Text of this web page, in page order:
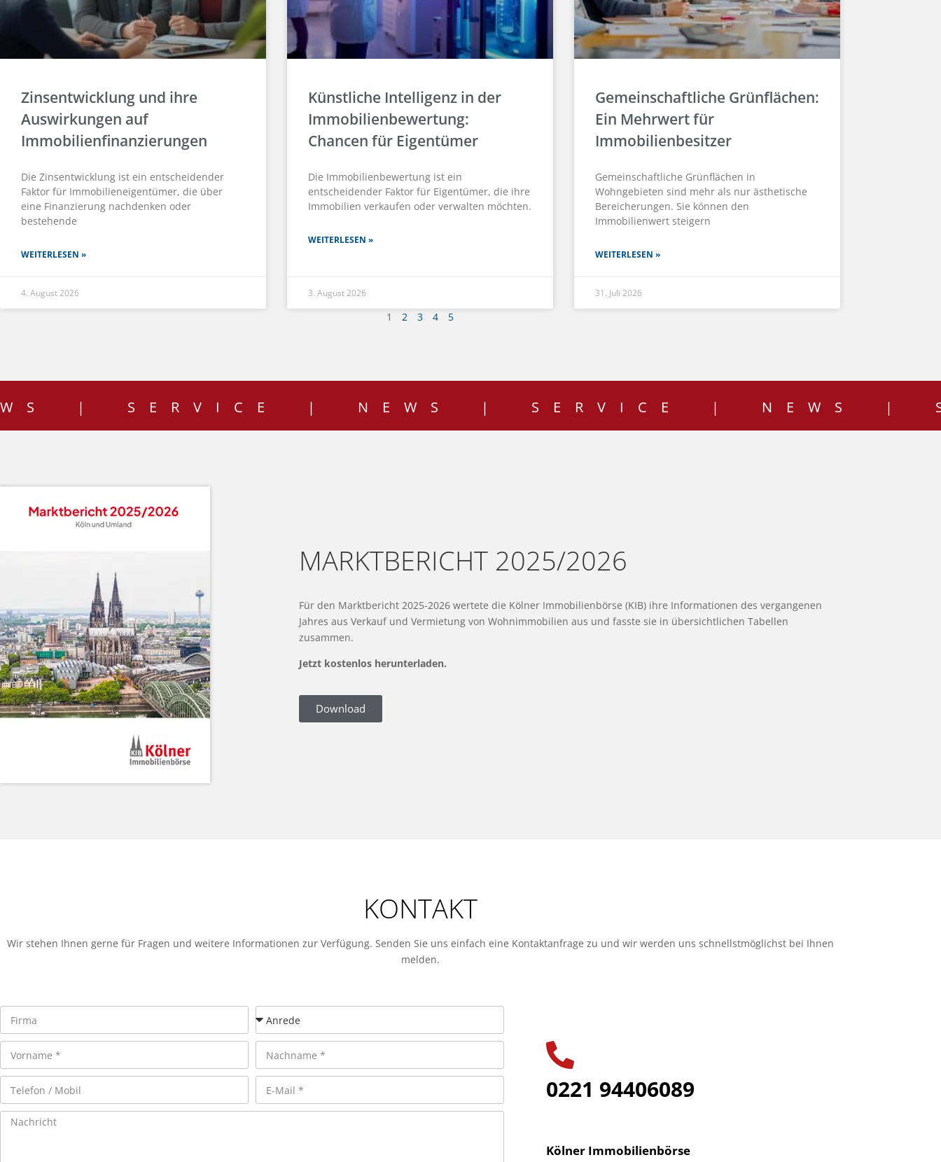
Zinsentwicklung und ihre
Auswirkungen auf
Immobilienfinanzierungen
Die Zinsentwicklung ist ein entscheidender
Faktor für Immobilieneigentümer, die über
eine Finanzierung nachdenken oder
bestehende
WEITERLESEN »
4. August 2026
Künstliche Intelligenz in der
Immobilienbewertung:
Chancen für Eigentümer
Die Immobilienbewertung ist ein
entscheidender Faktor für Eigentümer, die ihre
Immobilien verkaufen oder verwalten möchten.
WEITERLESEN »
3. August 2026
Gemeinschaftliche Grünflächen:
Ein Mehrwert für
Immobilienbesitzer
Gemeinschaftliche Grünflächen in
Wohngebieten sind mehr als nur ästhetische
Bereicherungen. Sie können den
Immobilienwert steigern
WEITERLESEN »
31. Juli 2026
1 2 3 4 5
| SERVICE | NEWS | SERVICE | NEWS |
MARKTBERICHT 2025/2026
Für den Marktbericht 2025-2026 wertete die Kölner Immobilienbörse (KIB) ihre Informationen des vergangenen
Jahres aus Verkauf und Vermietung von Wohnimmobilien aus und fasste sie in übersichtlichen Tabellen
zusammen.
Jetzt kostenlos herunterladen.
Download
KONTAKT
Wir stehen Ihnen gerne für Fragen und weitere Informationen zur Verfügung. Senden Sie uns einfach eine Kontaktanfrage zu und wir werden uns schnellstmöglichst bei Ihnen
melden.
0221 94406089
Kölner Immobilienbörse